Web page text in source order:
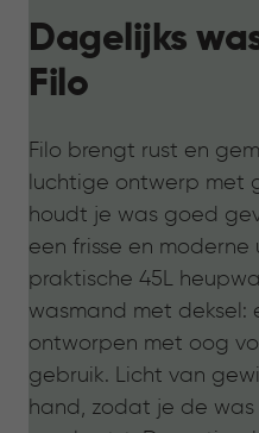
Dagelijks
Filo
Filo brengt rust en
luchtige ontwerp met
houdt je was goed
een frisse en moderne
praktische 45L
wasmand met deksel:
ontworpen met oog
gebruik. Licht van
hand, zodat je de